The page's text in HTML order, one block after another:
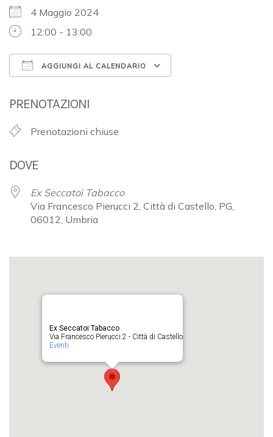
4 Maggio 2024
12:00 - 13:00
AGGIUNGI AL CALENDARIO
PRENOTAZIONI
Prenotazioni chiuse
DOVE
Ex Seccatoi Tabacco
Via Francesco Pierucci 2, Città di Castello, PG,
06012, Umbria
Ex Seccatoi Tabacco
Via Francesco Pierucci 2 - Città di Castello
Eventi